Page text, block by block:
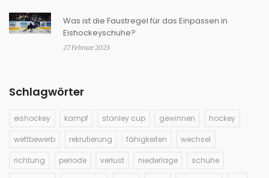
Was ist die Faustregel für das Einpassen in
Eishockeyschuhe?
27 Februar 2023
Schlagwörter
eishockey kampf stanley cup gewinnen hockey
wettbewerb rekrutierung fähigkeiten wechsel
richtung periode verlust niederlage schuhe